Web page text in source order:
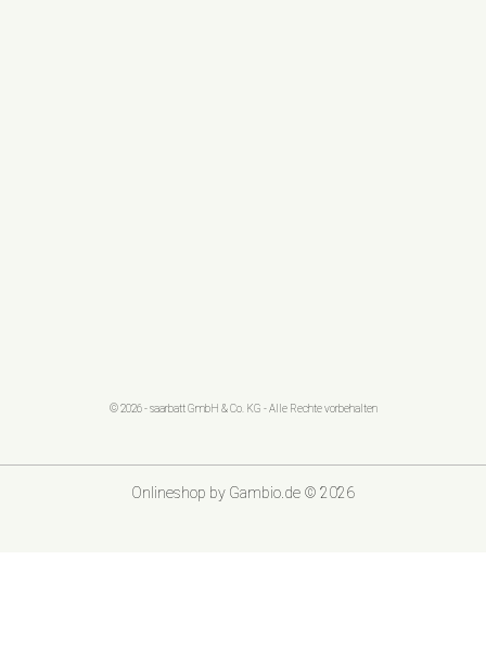
© 2026 - saarbatt GmbH & Co. KG - Alle Rechte vorbehalten
Onlineshop by Gambio.de © 2026